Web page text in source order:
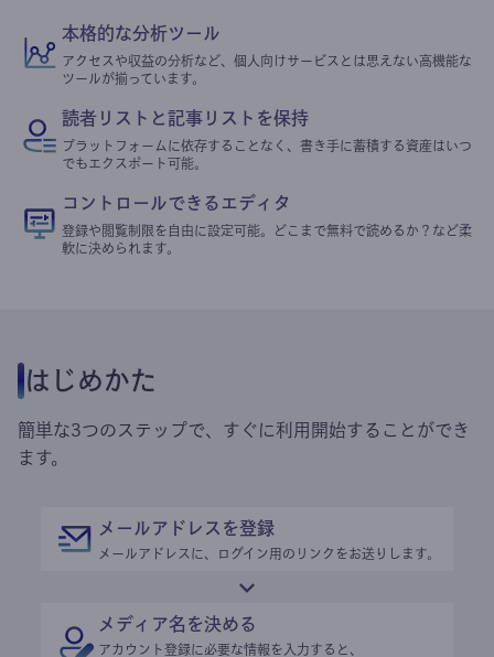
本格的な分析ツール
アクセスや収益の分析など、個人向けサービスとは思えない高機能な
ツールが揃っています。
読者リストと記事リストを保持
プラットフォームに依存することなく、書き手に蓄積する資産はいつ
でもエクスポート可能。
コントロールできるエディタ
登録や閲覧制限を自由に設定可能。どこまで無料で読めるか？など柔
軟に決められます。
はじめかた
簡単な3つのステップで、すぐに利用開始することができ
ます。
メールアドレスを登録
メールアドレスに、ログイン用のリンクをお送りします。
メディア名を決める
アカウント登録に必要な情報を入力すると、